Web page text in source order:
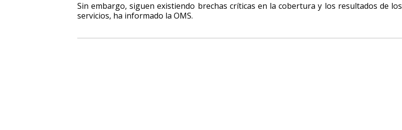
Sin embargo, siguen existiendo brechas críticas en la cobertura y los resultados de los
servicios, ha informado la OMS.